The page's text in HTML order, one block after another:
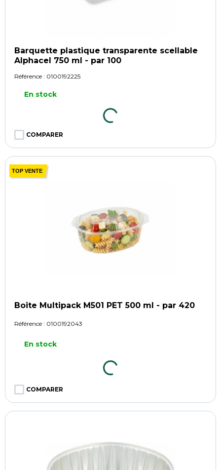
Barquette plastique transparente scellable
Alphacel 750 ml - par 100
Référence : 0100192225
En stock
COMPARER
TOP VENTE
Boite Multipack M501 PET 500 ml - par 420
Référence : 0100192043
En stock
COMPARER